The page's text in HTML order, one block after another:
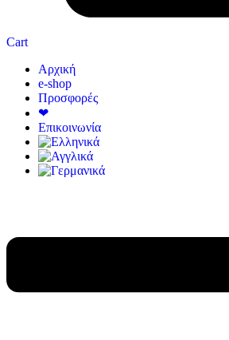
Cart
Αρχική
e-shop
Προσφορές
❤
Επικοινωνία